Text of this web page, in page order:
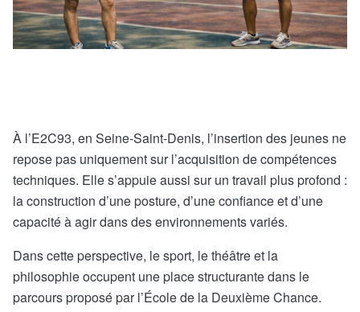
À l’E2C93, en Seine-Saint-Denis, l’insertion des jeunes ne
repose pas uniquement sur l’acquisition de compétences
techniques. Elle s’appuie aussi sur un travail plus profond :
la construction d’une posture, d’une confiance et d’une
capacité à agir dans des environnements variés.
Dans cette perspective, le sport, le théâtre et la
philosophie occupent une place structurante dans le
parcours proposé par l’École de la Deuxième Chance.